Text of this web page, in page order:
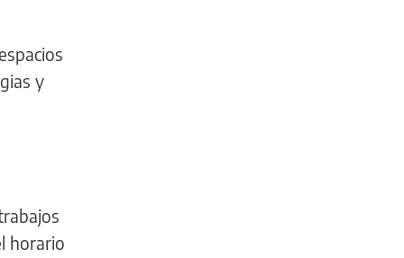
y
horario